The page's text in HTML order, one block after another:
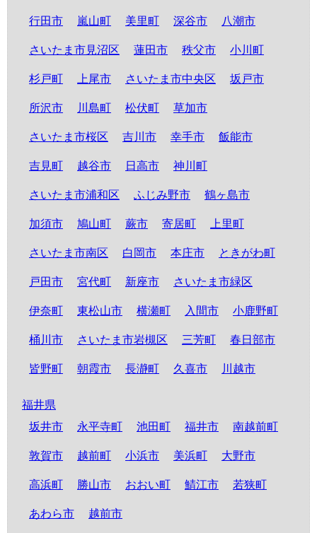
行田市 嵐山町 美里町 深谷市 八潮市
さいたま市見沼区 蓮田市 秩父市 小川町
杉戸町 上尾市 さいたま市中央区 坂戸市
所沢市 川島町 松伏町 草加市
さいたま市桜区 吉川市 幸手市 飯能市
吉見町 越谷市 日高市 神川町
さいたま市浦和区 ふじみ野市 鶴ヶ島市
加須市 鳩山町 蕨市 寄居町 上里町
さいたま市南区 白岡市 本庄市 ときがわ町
戸田市 宮代町 新座市 さいたま市緑区
伊奈町 東松山市 横瀬町 入間市 小鹿野町
桶川市 さいたま市岩槻区 三芳町 春日部市
皆野町 朝霞市 長瀞町 久喜市 川越市
福井県
坂井市
永平寺町 池田町 福井市 南越前町
敦賀市 越前町 小浜市 美浜町 大野市
高浜町 勝山市 おおい町 鯖江市 若狭町
あわら市 越前市